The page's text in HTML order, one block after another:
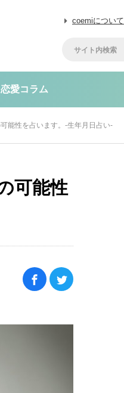
coemiについて
恋愛コラム
能性を占います。-生年月日占い-
可能性